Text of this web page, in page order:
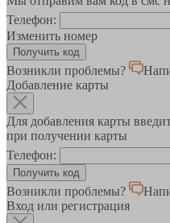
Телефон:
Изменить номер
Возникли проблемы?
Добавление карты
Для добавления карты
при получении карты
Телефон:
Возникли проблемы?
Вход или регистрация